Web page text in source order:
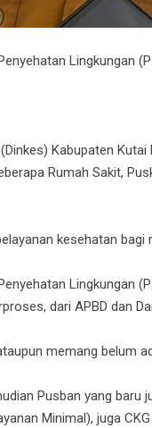
Lingkungan
Kabupaten
Rumah Sakit,
kesehatan bagi
Lingkungan
dari APBD dan
memang belum
Pusban yang baru
Minimal), juga